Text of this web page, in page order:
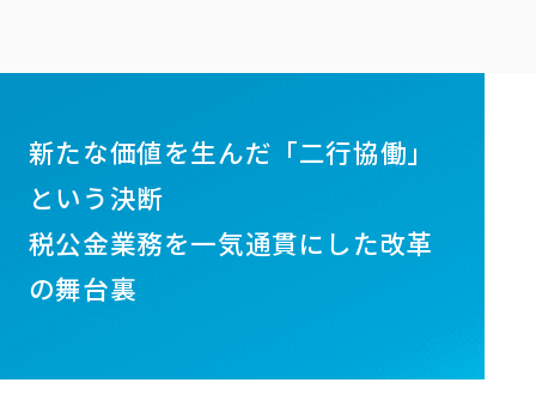
新たな価値を生んだ「二行協働」
という決断
税公金業務を一気通貫にした改革
の舞台裏